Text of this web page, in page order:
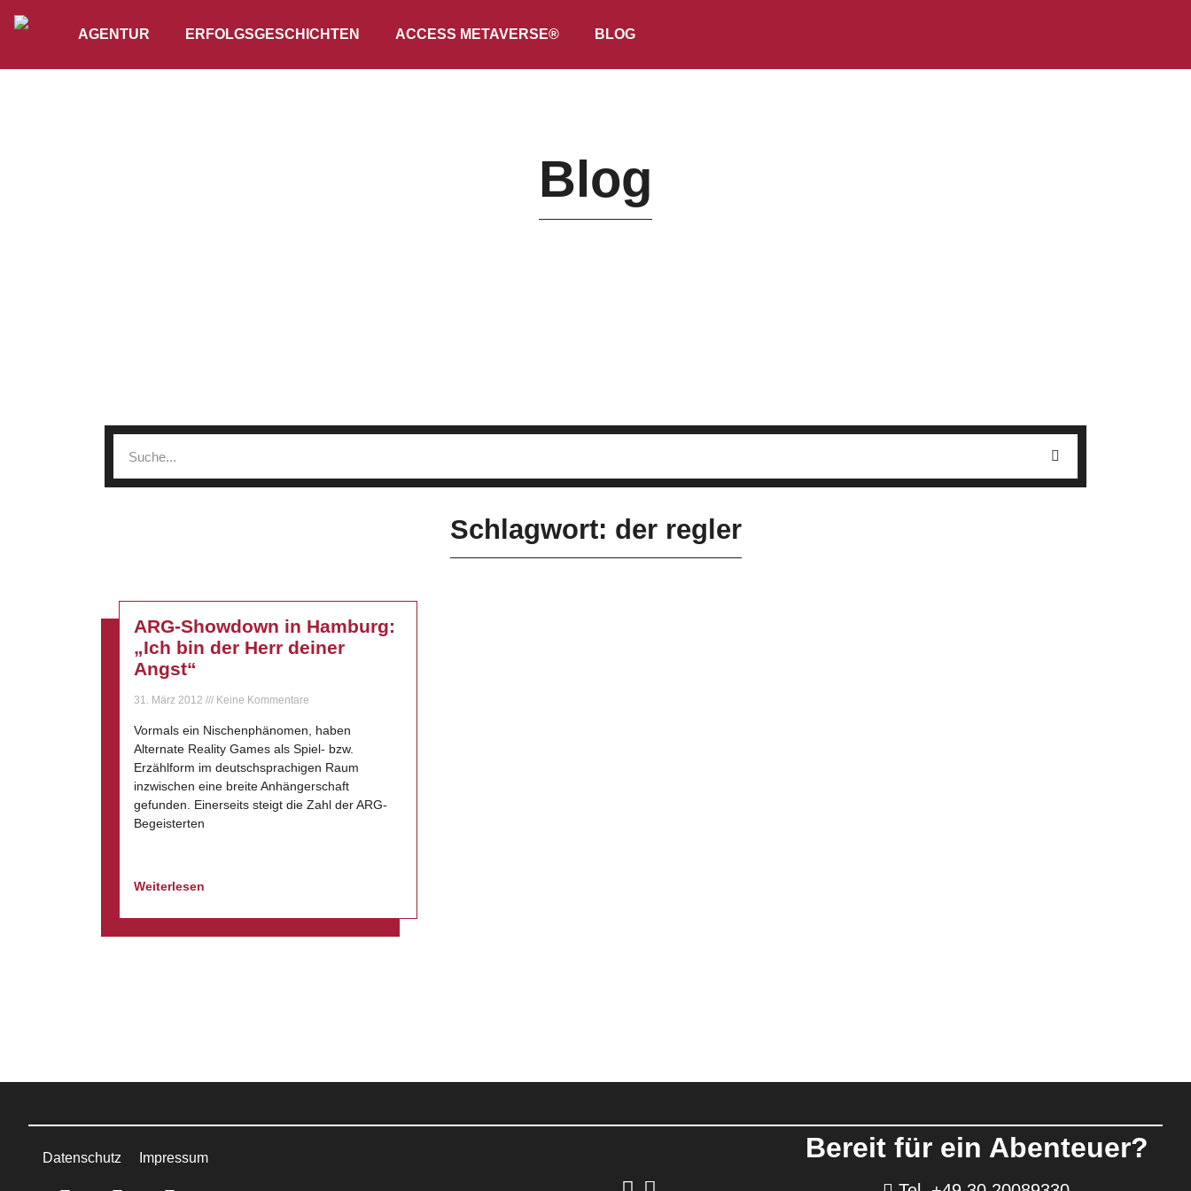
AGENTUR ERFOLGSGESCHICHTEN ACCESS METAVERSE® BLOG
Blog
Schlagwort: der regler
ARG-Showdown in Hamburg:
„Ich bin der Herr deiner
Angst“
31. März 2012 Keine Kommentare
Vormals ein Nischenphänomen, haben
Alternate Reality Games als Spiel- bzw.
Erzählform im deutschsprachigen Raum
inzwischen eine breite Anhängerschaft
gefunden. Einerseits steigt die Zahl der ARG-
Begeisterten
Weiterlesen
Datenschutz Impressum Bereit für ein Abenteuer?